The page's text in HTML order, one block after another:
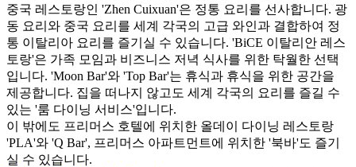
중국 레스토랑인 'Zhen Cuixuan'은 정통 요리를 선사합니다. 광
동 요리와 중국 요리를 세계 각국의 고급 와인과 결합하여 정
통 이탈리아 요리를 즐기실 수 있습니다. 'BiCE 이탈리안 레스
토랑'은 가족 모임과 비즈니스 저녁 식사를 위한 탁월한 선택
입니다. 'Moon Bar'와 'Top Bar'는 휴식과 휴식을 위한 공간을
제공합니다. 집을 떠나지 않고도 세계 각국의 요리를 즐길 수
있는 '룸 다이닝 서비스'입니다.
이 밖에도 프리머스 호텔에 위치한 올데이 다이닝 레스토랑
'PLA'와 'Q Bar', 프리머스 아파트먼트에 위치한 '북바'도 즐기
실 수 있습니다.